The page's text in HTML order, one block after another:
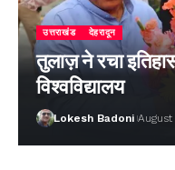
उत्तराखंड देहरादून
तुलाज़ ने रचा
विश्वविद्यालय
Lokesh Badoni